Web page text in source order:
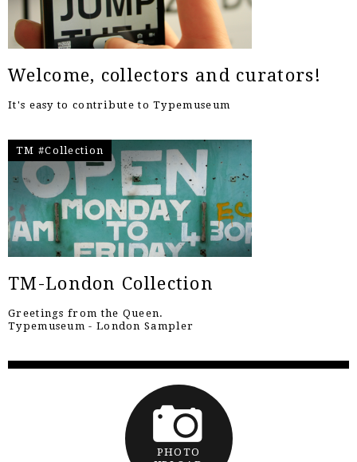
Welcome, collectors and curators!
It's easy to contribute to Typemuseum
TM #Collection
TM-London Collection
Greetings from the Queen.
Typemuseum - London Sampler
PHOTO